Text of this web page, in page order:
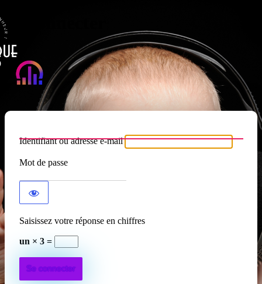
Se connecter
Atypique RADIO
Identifiant ou adresse e-mail
Mot de passe
Saisissez votre réponse en chiffres
un × 3 =